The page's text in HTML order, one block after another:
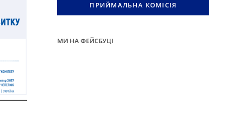
ПРИЙМАЛЬНА КОМІСІЯ
МИ НА ФЕЙСБУЦІ